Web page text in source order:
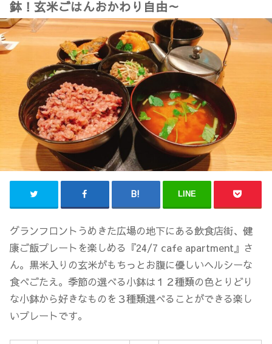
鉢！玄米ごはんおかわり自由～
LINE
グランフロントうめきた広場の地下にある飲食店街、健
康ご飯プレートを楽しめる『24/7 cafe apartment』さ
ん。黒米入りの玄米がもちっとお腹に優しいヘルシーな
食べごたえ。季節の選べる小鉢は１２種類の色とりどり
な小鉢から好きなものを３種類選べることができる楽し
いプレートです。